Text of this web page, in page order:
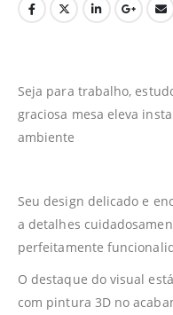
Seja para trabalho,
graciosa mesa eleva
ambiente
Seu design delicado e
a detalhes
perfeitamente
O destaque do visual
com pintura 3D no